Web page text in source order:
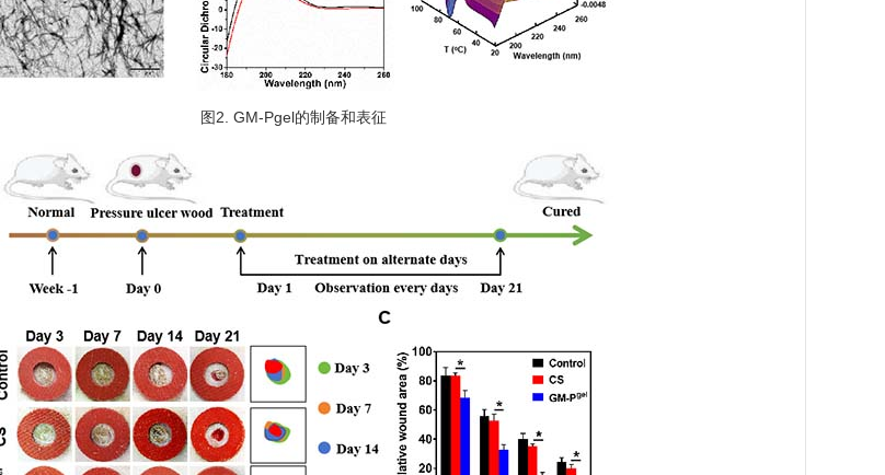
图2. GM-Pgel的制备和表征